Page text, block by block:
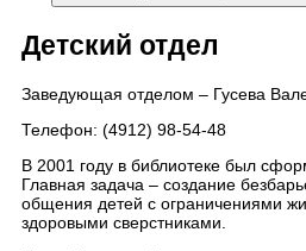
Детский отдел
Заведующая отделом – Гусева
Телефон: (4912) 98-54-48
В 2001 году в библиотеке был
Главная задача – создание
общения детей с ограничениями
здоровыми сверстниками.